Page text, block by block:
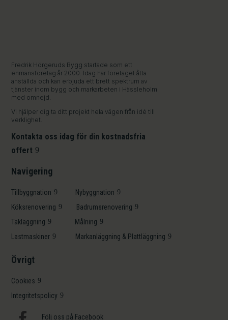
Fredrik Hörgeruds Bygg startade som ett
enmansföretag år 2000. Idag har företaget åtta
anställda och kan erbjuda ett brett spektrum av
tjänster inom bygg och markarbeten i Hässleholm
med omnejd.
Vi hjälper dig ta ditt projekt hela vägen från idé till
verklighet.
Kontakta oss idag för din kostnadsfria
offert
Navigering
Tillbyggnation
Nybyggnation
Köksrenovering
Badrumsrenovering
Takläggning
Målning
Lastmaskiner
Markanläggning & Plattläggning
Övrigt
Cookies
Integritetspolicy
 Följ oss på Facebook